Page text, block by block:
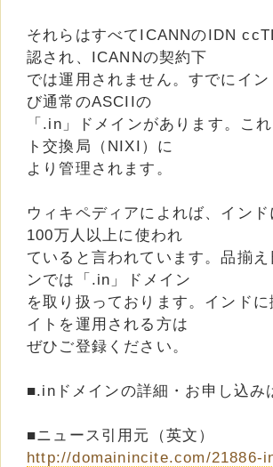
それらはすべてICANNのIDN
認され、ICANNの契約下
では運用されません。すでにイ
び通常のASCIIの
「.in」ドメインがあります。こ
ト交換局（NIXI）に
より管理されます。
ウィキペディアによれば、イン
100万人以上に使われ
ていると言われています。品揃
ンでは「.in」ドメイン
を取り扱っております。インド
イトを運用される方は
ぜひご登録ください。
■.inドメインの詳細・お申し込み
■ニュース引用元（英文）
http://domainincite.com/